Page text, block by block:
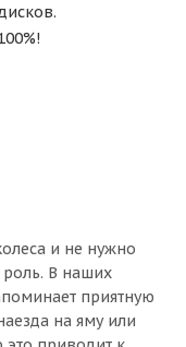
и не нужно
роль. В наших
приятную
на яму или